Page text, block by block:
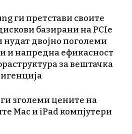
ги претстави своите
базирани на PCIe
нудат двојно поголеми
и напредна ефикасност
за вештачка
зголеми цените на
Mac и iPad компјутери